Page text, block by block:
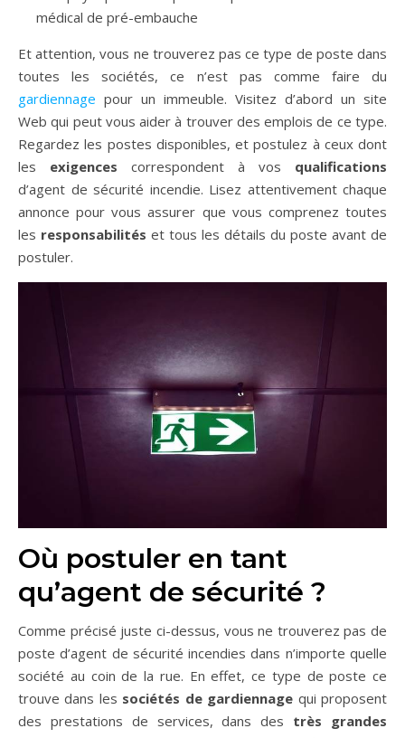
médical de pré-embauche
Et attention, vous ne trouverez pas ce type de poste dans
toutes les sociétés, ce n’est pas comme faire du
gardiennage pour un immeuble. Visitez d’abord un site
Web qui peut vous aider à trouver des emplois de ce type.
Regardez les postes disponibles, et postulez à ceux dont
les exigences correspondent à vos qualifications
d’agent de sécurité incendie. Lisez attentivement chaque
annonce pour vous assurer que vous comprenez toutes
les responsabilités et tous les détails du poste avant de
postuler.
Où postuler en tant
qu’agent de sécurité ?
Comme précisé juste ci-dessus, vous ne trouverez pas de
poste d’agent de sécurité incendies dans n’importe quelle
société au coin de la rue. En effet, ce type de poste ce
trouve dans les sociétés de gardiennage qui proposent
des prestations de services, dans des très grandes